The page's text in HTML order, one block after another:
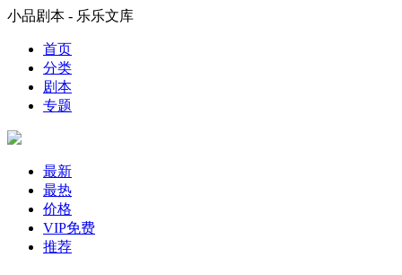
小品剧本 - 乐乐文库
首页
分类
剧本
专题
最新
最热
价格
VIP免费
推荐